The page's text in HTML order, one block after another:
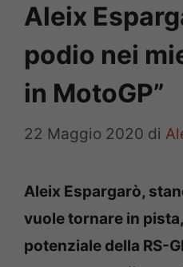
Aleix
podio nei
in MotoGP”
22 Maggio 2020 di
Aleix Espargarò,
vuole tornare in
potenziale della RS-